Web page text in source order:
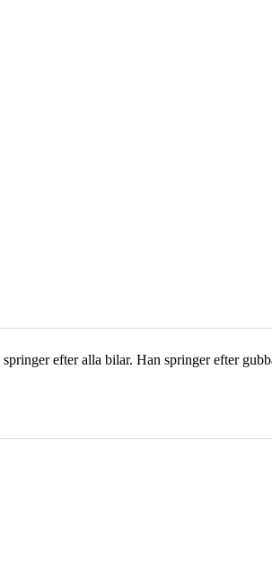
efter alla bilar. Han springer efter